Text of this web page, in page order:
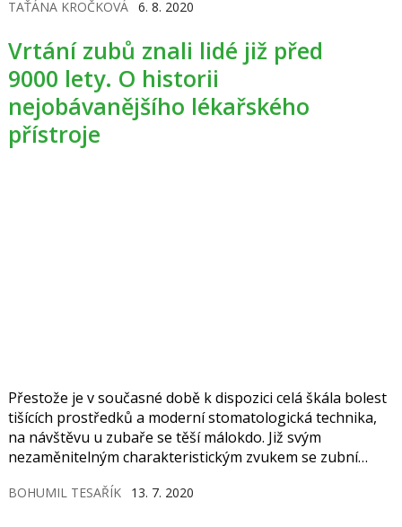
jsme dnes „ochuzeni“?
TAŤÁNA KROČKOVÁ 6. 8. 2020
Vrtání zubů znali lidé již před
9000 lety. O historii
nejobávanějšího lékařského
přístroje
Přestože je v současné době k dispozici celá škála bolest
tišících prostředků a moderní stomatologická technika,
na návštěvu u zubaře se těší málokdo. Již svým
nezaměnitelným charakteristickým zvukem se zubní
k nejobávanějším lékařským nástrojům.
BOHUMIL TESAŘÍK 13. 7. 2020